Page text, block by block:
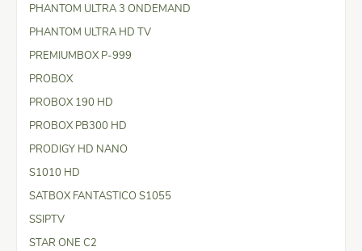
PHANTOM ULTRA 3 ONDEMAND
PHANTOM ULTRA HD TV
PREMIUMBOX P-999
PROBOX
PROBOX 190 HD
PROBOX PB300 HD
PRODIGY HD NANO
S1010 HD
SATBOX FANTASTICO S1055
SSIPTV
STAR ONE C2